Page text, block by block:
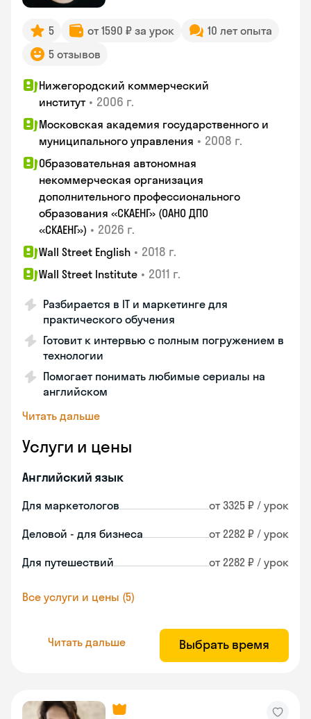
5 от 1590 ₽ за урок
10 лет опыта
5 отзывов
Нижегородский коммерческий
институт • 2006 г.
Московская академия государственного и
муниципального управления • 2008 г.
Образовательная автономная
некоммерческая организация
дополнительного профессионального
образования «СКАЕНГ» (ОАНО ДПО
«СКАЕНГ») • 2026 г.
Wall Street English • 2018 г.
Wall Street Institute • 2011 г.
Разбирается в IT и маркетинге для
практического обучения
Готовит к интервью с полным погружением в
технологии
Помогает понимать любимые сериалы на
английском
Читать дальше
Услуги и цены
Английский язык
Для маркетологов от 3325 ₽ / урок
Деловой - для бизнеса от 2282 ₽ / урок
Для путешествий от 2282 ₽ / урок
Все услуги и цены (5)
Читать дальше Выбрать время